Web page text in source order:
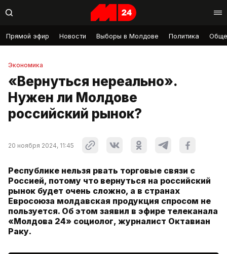
Прямой эфир Новости Выборы в Молдове Политика
Экономика
«Вернуться нереально».
Нужен ли Молдове
российский рынок?
20 ноября 2024, 11:45
Республике нельзя рвать торговые связи с
Россией, потому что вернуться на российский
рынок будет очень сложно, а в странах
Евросоюза молдавская продукция спросом не
пользуется. Об этом заявил в эфире телеканала
«Молдова 24» социолог, журналист Октавиан
Раку.